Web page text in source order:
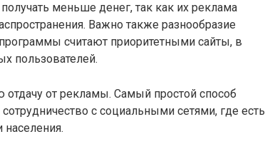
меньше денег, так как их реклама
Важно также разнообразие
считают приоритетными сайты, в
пользователей.
от рекламы. Самый простой способ
с социальными сетями, где есть